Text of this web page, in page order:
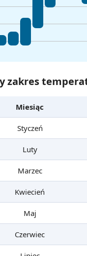
zakres
Miesiąc
Styczeń
Luty
Marzec
Kwiecień
Maj
Czerwiec